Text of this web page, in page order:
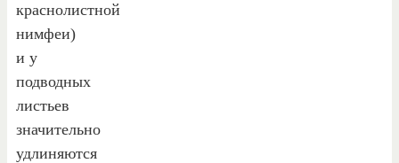
краснолистной
нимфеи)
и у
подводных
листьев
значительно
удлиняются